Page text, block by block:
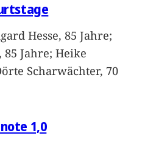
Hesse, 85 Jahre;
Jahre; Heike
Scharwächter, 70
1,0